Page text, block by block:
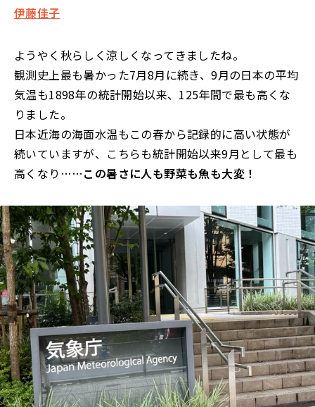
伊藤佳子
ようやく秋らしく涼しくなってきましたね。
観測史上最も暑かった7月8月に続き、9月の日本の平均
気温も1898年の統計開始以来、125年間で最も高くな
りました。
日本近海の海面水温もこの春から記録的に高い状態が
続いていますが、こちらも統計開始以来9月として最も
高くなり……この暑さに人も野菜も魚も大変！